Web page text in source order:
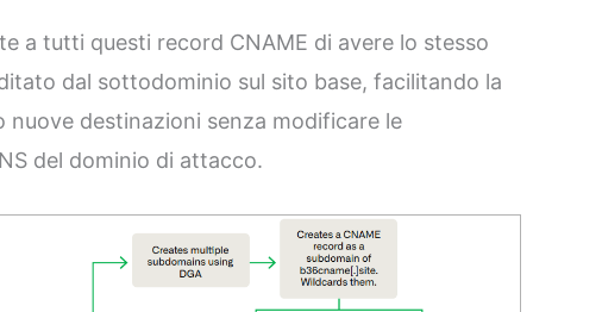
a tutti questi record CNAME di avere lo stesso
dal sottodominio sul sito base, facilitando la
nuove destinazioni senza modificare le
del dominio di attacco.